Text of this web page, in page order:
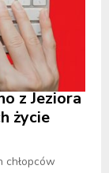
z Jeziora
życie
chłopców